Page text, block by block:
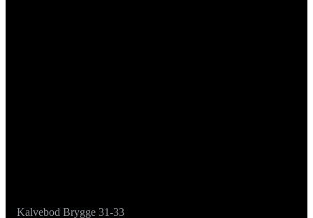
Kalvebod Brygge 31-33